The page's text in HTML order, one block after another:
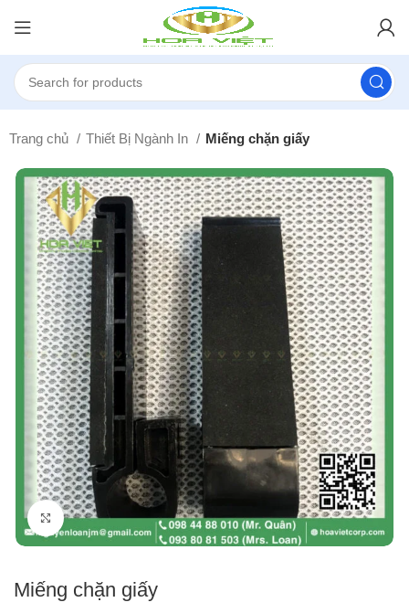
Trang chủ Thiết Bị Ngành In Miếng chặn giấy
Click to enlarge
Miếng chặn giấy